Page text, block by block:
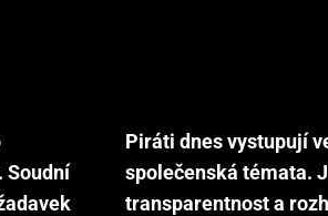
Soudní
Piráti dnes vystupují
společenská témata.
transparentnost a